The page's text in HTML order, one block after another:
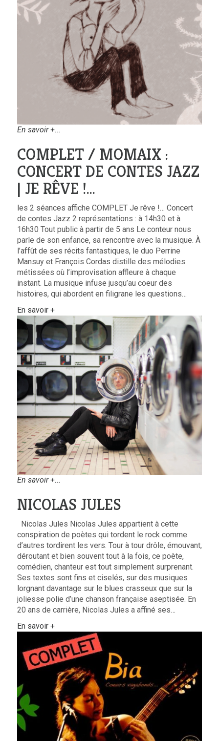
En savoir +...
COMPLET / MOMAIX :
CONCERT DE CONTES JAZZ
| JE RÊVE !…
les 2 séances affiche COMPLET Je rêve !… Concert
de contes Jazz 2 représentations : à 14h30 et à
16h30 Tout public à partir de 5 ans Le conteur nous
parle de son enfance, sa rencontre avec la musique. À
l’affût de ses récits fantastiques, le duo Perrine
Mansuy et François Cordas distille des mélodies
métissées où l’improvisation affleure à chaque
instant. La musique infuse jusqu’au coeur des
histoires, qui abordent en filigrane les questions…
En savoir +
En savoir +...
NICOLAS JULES
Nicolas Jules Nicolas Jules appartient à cette
conspiration de poètes qui tordent le rock comme
d’autres tordirent les vers. Tour à tour drôle, émouvant,
déroutant et bien souvent tout à la fois, ce poète,
comédien, chanteur est tout simplement surprenant.
Ses textes sont fins et ciselés, sur des musiques
lorgnant davantage sur le blues crasseux que sur la
joliesse polie d’une chanson française aseptisée. En
20 ans de carrière, Nicolas Jules a affiné ses…
En savoir +